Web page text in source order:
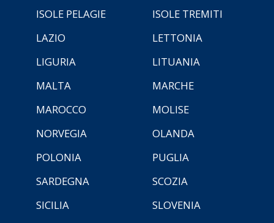
ISOLE PELAGIE
ISOLE TREMITI
LAZIO
LETTONIA
LIGURIA
LITUANIA
MALTA
MARCHE
MAROCCO
MOLISE
NORVEGIA
OLANDA
POLONIA
PUGLIA
SARDEGNA
SCOZIA
SICILIA
SLOVENIA